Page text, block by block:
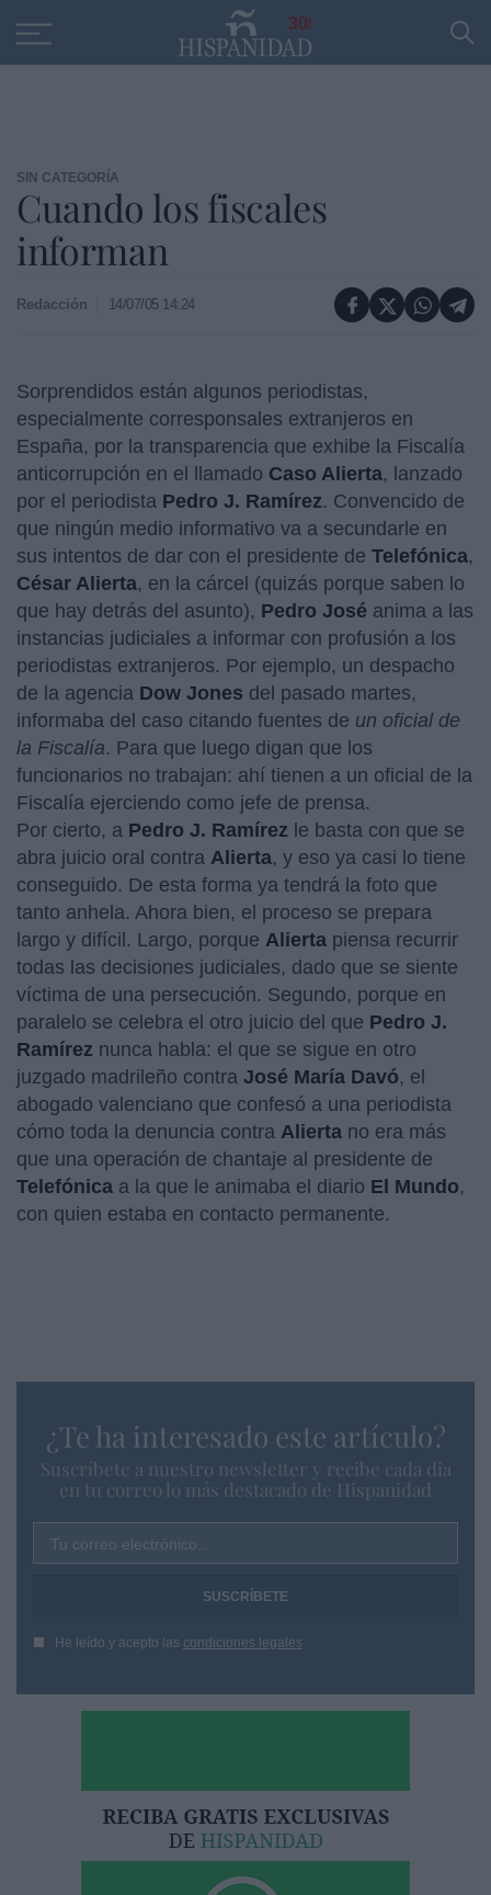
30
SIN CATEGORÍA
Cuando los fiscales
informan
Redacción 14/07/05 14:24
Sorprendidos están algunos periodistas,
especialmente corresponsales extranjeros en
España, por la transparencia que exhibe la Fiscalía
anticorrupción en el llamado Caso Alierta, lanzado
por el periodista Pedro J. Ramírez. Convencido de
que ningún medio informativo va a secundarle en
sus intentos de dar con el presidente de Telefónica,
César Alierta, en la cárcel (quizás porque saben lo
que hay detrás del asunto), Pedro José anima a las
instancias judiciales a informar con profusión a los
periodistas extranjeros. Por ejemplo, un despacho
de la agencia Dow Jones del pasado martes,
informaba del caso citando fuentes de un oficial de
la Fiscalía. Para que luego digan que los
funcionarios no trabajan: ahí tienen a un oficial de la
Fiscalía ejerciendo como jefe de prensa.
Por cierto, a Pedro J. Ramírez le basta con que se
abra juicio oral contra Alierta, y eso ya casi lo tiene
conseguido. De esta forma ya tendrá la foto que
tanto anhela. Ahora bien, el proceso se prepara
largo y difícil. Largo, porque Alierta piensa recurrir
todas las decisiones judiciales, dado que se siente
víctima de una persecución. Segundo, porque en
paralelo se celebra el otro juicio del que Pedro J.
Ramírez nunca habla: el que se sigue en otro
juzgado madrileño contra José María Davó, el
abogado valenciano que confesó a una periodista
cómo toda la denuncia contra Alierta no era más
que una operación de chantaje al presidente de
Telefónica a la que le animaba el diario El Mundo,
con quien estaba en contacto permanente.
¿Te ha interesado este artículo?
Suscríbete a nuestro newsletter y recibe cada dia
en tu correo lo más destacado de Hispanidad
Tu correo electrónico...
He leído y acepto las condiciones legales